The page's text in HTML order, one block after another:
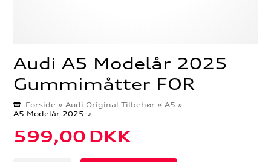
Audi A5 Modelår 2025
Gummimåtter FOR
Forside »Audi Original Tilbehør »A5 »
A5 Modelår 2025->
599,00 DKK